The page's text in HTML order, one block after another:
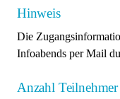
Hinweis
Die
Infoabends per Mail
Anzahl Teilnehmer